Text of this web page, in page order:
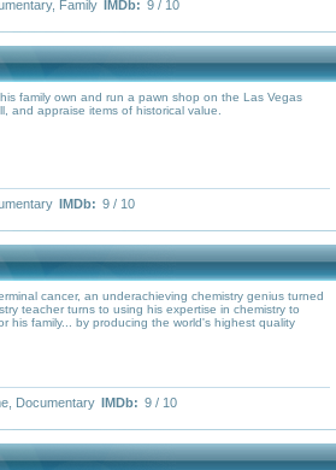
, Family IMDb: 9 / 10
family own and run a pawn shop on the Las Vegas
and appraise items of historical value.
IMDb: 9 / 10
cancer, an underachieving chemistry genius turned
teacher turns to using his expertise in chemistry to
his family... by producing the world's highest quality
Documentary IMDb: 9 / 10